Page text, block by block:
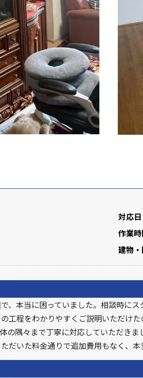
対応日
作業時
建物・
、本当に困っていました。相談時に
工程をわかりやすくご説明いただけ
の隅々まで丁寧に対応していただき
だいた料金通りで追加費用もなく、本